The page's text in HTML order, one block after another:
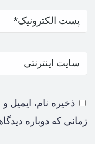
ذخیره نام، ایمیل
زمانی که دوباره